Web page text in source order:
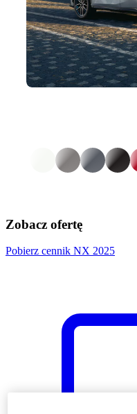
Zobacz ofertę
Pobierz cennik NX 2025